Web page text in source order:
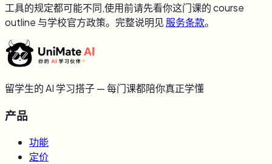
工具的规定都可能不同,使用前请先看你这门课的 course
outline 与学校官方政策。完整说明见 服务条款。
留学生的 AI 学习搭子 — 每门课都陪你真正学懂
产品
功能
定价